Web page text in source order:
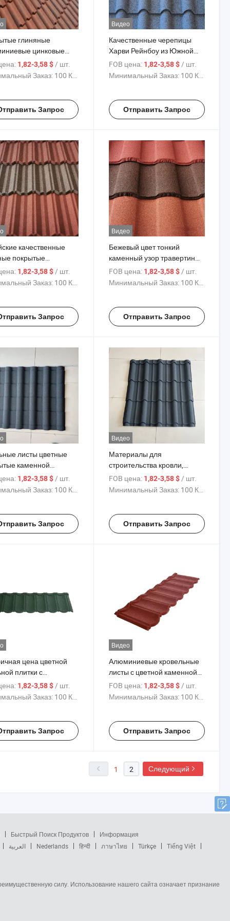
глиняные
цинковые
кровельные
листовые
1,82-3,58 $ / шт.
Заказ: 100 Куски
Запрос
Видео
Качественные черепицы
Харви Рейнбоу из Южной
Африки, цветные
металлические кровельные
FOB цена: 1,82-3,58 $ / шт.
Минимальный Заказ: 100 Куски
Отправить Запрос
качественные
покрытые
металлические
кровельные
1,82-3,58 $ / шт.
Заказ: 100 Куски
Запрос
Видео
Бежевый цвет тонкий
каменный узор травертин
наружная плитка цвет
каменной кровли из
FOB цена: 1,82-3,58 $ / шт.
Минимальный Заказ: 100 Куски
Отправить Запрос
листы цветные
каменной
металлические
кровельные
1,82-3,58 $/ шт.
Заказ: 100 Куски
Запрос
Видео
Материалы для
строительства кровли,
металлическая черепица,
волновая цветная каменная
FOB цена: 1,82-3,58 $/ шт.
Минимальный Заказ: 100 Куски
Отправить Запрос
цена цветной
плитки с
покрытием для
1,82-3,58 $/ шт.
Заказ: 100 Куски
Запрос
Видео
Алюминиевые кровельные
листы с цветной каменной
крошкой, покрытые
металлические черепицы,
FOB цена: 1,82-3,58 $/ шт.
Минимальный Заказ: 100 Куски
Отправить Запрос
1 2 Следующий
Быстрый Поиск Продуктов
Информация
العربية Nederlands हिन्दी ภาษาไทย Türkçe
Tiếng Việt
силу. Использование нашего сайта означает признание